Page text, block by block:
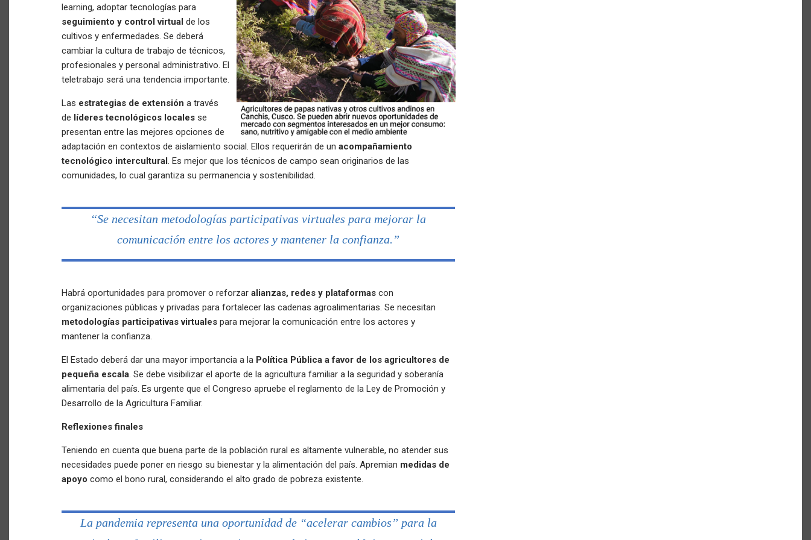
learning, adoptar tecnologías para
seguimiento y control virtual de los
cultivos y enfermedades. Se deberá
cambiar la cultura de trabajo de técnicos,
profesionales y personal administrativo. El
teletrabajo será una tendencia importante.
Las estrategias de extensión a través
de líderes tecnológicos locales se
presentan entre las mejores opciones de
adaptación en contextos de aislamiento social. Ellos requerirán de un acompañamiento
tecnológico intercultural. Es mejor que los técnicos de campo sean originarios de las
comunidades, lo cual garantiza su permanencia y sostenibilidad.
“Se necesitan metodologías participativas virtuales para mejorar la
comunicación entre los actores y mantener la confianza.”
Habrá oportunidades para promover o reforzar alianzas, redes y plataformas con
organizaciones públicas y privadas para fortalecer las cadenas agroalimentarias. Se necesitan
metodologías participativas virtuales para mejorar la comunicación entre los actores y
mantener la confianza.
El Estado deberá dar una mayor importancia a la Política Pública a favor de los agricultores de
pequeña escala. Se debe visibilizar el aporte de la agricultura familiar a la seguridad y soberanía
alimentaria del país. Es urgente que el Congreso apruebe el reglamento de la Ley de Promoción y
Desarrollo de la Agricultura Familiar.
Reflexiones finales
Teniendo en cuenta que buena parte de la población rural es altamente vulnerable, no atender sus
necesidades puede poner en riesgo su bienestar y la alimentación del país. Apremian medidas de
apoyo como el bono rural, considerando el alto grado de pobreza existente.
La pandemia representa una oportunidad de “acelerar cambios” para la